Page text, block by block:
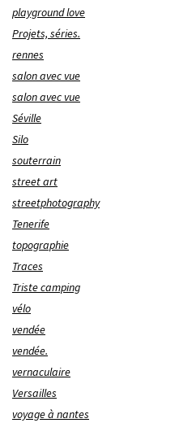
playground love
Projets, séries.
rennes
salon avec vue
salon avec vue
Séville
Silo
souterrain
street art
streetphotography
Tenerife
topographie
Traces
Triste camping
vélo
vendée
vendée.
vernaculaire
Versailles
voyage à nantes